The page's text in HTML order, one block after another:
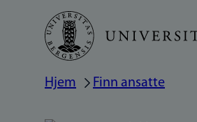
Hopp
hovedinnhold
Navigasjonssti
Hjem Finn ansatte